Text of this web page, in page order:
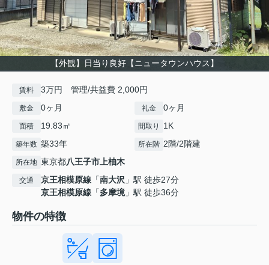
【外観】日当り良好【ニュータウンハウス】
賃料 3万円 管理/共益費 2,000円
敷金 0ヶ月 礼金 0ヶ月
面積 19.83㎡ 間取り 1K
築年数 築33年 所在階 2階/2階建
所在地 東京都八王子市上柚木
交通 京王相模原線 「南大沢 」駅 徒歩27分
京王相模原線 「多摩境」駅 徒歩36分
物件の特徴